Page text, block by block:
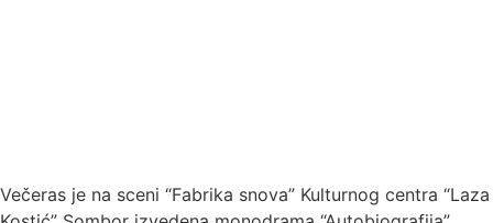
Večeras je na sceni “Fabrika snova” Kulturnog centra “Laza